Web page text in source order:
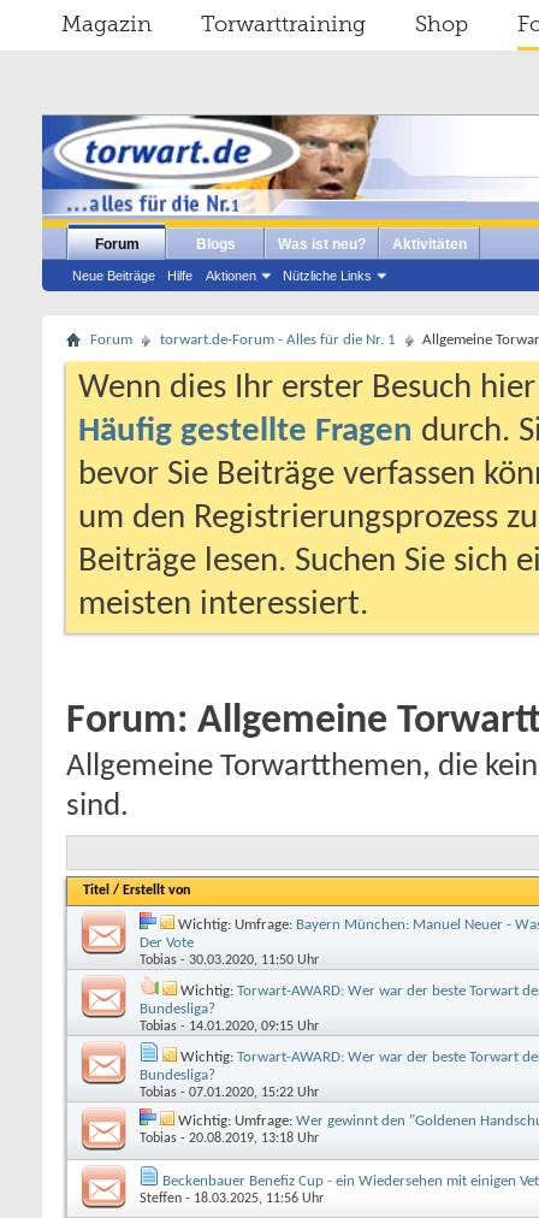
Magazin Torwarttraining Shop
Forum
Neue Beiträge Hilfe Aktionen Nützliche Links
Blogs Was ist neu? Aktivitäten
Forum torwart.de-Forum - Alles für die Nr. 1 Allgemeine
Wenn dies Ihr erster Besuch
Häufig gestellte Fragen durch.
bevor Sie Beiträge verfassen
um den Registrierungsprozess
Beiträge lesen. Suchen Sie sich
meisten interessiert.
Forum: Allgemeine
Allgemeine Torwartthemen, die
sind.
Titel / Erstellt von
Wichtig: Umfrage: Bayern München: Manuel Neuer -
Der Vote
Tobias - 30.03.2020, 11:50 Uhr
Wichtig: Torwart-AWARD: Wer war der beste Torwart
Bundesliga?
Tobias - 14.01.2020, 09:15 Uhr
Wichtig: Torwart-AWARD: Wer war der beste Torwart
Bundesliga?
Tobias - 07.01.2020, 15:22 Uhr
Wichtig: Umfrage: Wer gewinnt den "Goldenen
Tobias - 20.08.2019, 13:18 Uhr
Beckenbauer Benefiz Cup - ein Wiedersehen mit einigen
Steffen - 18.03.2025, 11:56 Uhr